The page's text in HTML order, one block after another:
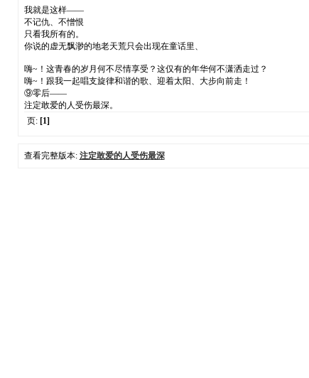
我就是这样——
不记仇、不憎恨
只看我所有的。
你说的虚无飘渺的地老天荒只会出现在童话里、
嗨~！这青春的岁月何不尽情享受？这仅有的年华何不潇洒走过？
嗨~！跟我一起唱支旋律和谐的歌、迎着太阳、大步向前走！
⑨零后——
注定敢爱的人受伤最深。
页: [1]
查看完整版本: 注定敢爱的人受伤最深